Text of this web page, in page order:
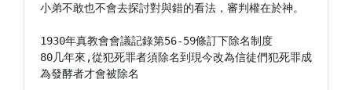
小弟不敢也不會去探討對與錯的看法，審判權在於神。
1930年真教會會議記錄第56-59條訂下除名制度
80几年來,從犯死罪者須除名到現今改為信徒們犯死罪成
為發酵者才會被除名